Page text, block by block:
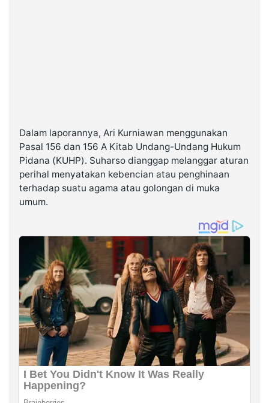
Dalam laporannya, Ari Kurniawan menggunakan
Pasal 156 dan 156 A Kitab Undang-Undang Hukum
Pidana (KUHP). Suharso dianggap melanggar aturan
perihal menyatakan kebencian atau penghinaan
terhadap suatu agama atau golongan di muka
umum.